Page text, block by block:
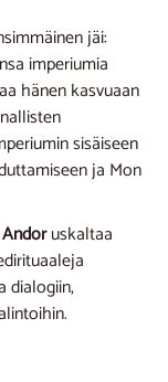
jäi:
imperiumia
hänen kasvuaan
sisäiseen
ja Mon
Andoruskaltaa
dialogiin,